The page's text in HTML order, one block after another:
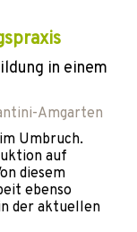
in einem
Amgarten
Umbruch.
auf
diesem
ebenso
der aktuellen